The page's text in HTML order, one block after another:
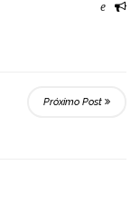
e
Próximo Post